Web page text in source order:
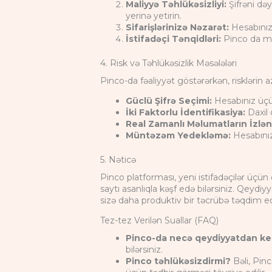
Maliyyə Təhlükəsizliyi: Şifrəni
yerinə yetirin.
Sifarişlərinizə Nəzarət:
İstifadəçi Tənqidləri:
4. Risk və Təhlükəsizlik Məsələləri
Pinco-da fəaliyyət göstərərkən, risklərin
Güclü Şifrə Seçimi: Hesabınız
İki Faktorlu İdentifikasiya: Daxil
Real Zamanlı Məlumatların
Müntəzəm Yedekləmə:
5. Nəticə
Pinco platforması, yeni istifadəçilər
saytı asanlıqla kəşf edə bilərsiniz.
sizə daha produktiv bir təcrübə təqdim
Tez-tez Verilən Suallar (FAQ)
Pinco-da necə qeydiyyatdan
bilərsiniz.
Pinco təhlükəsizdirmi? Bəli,